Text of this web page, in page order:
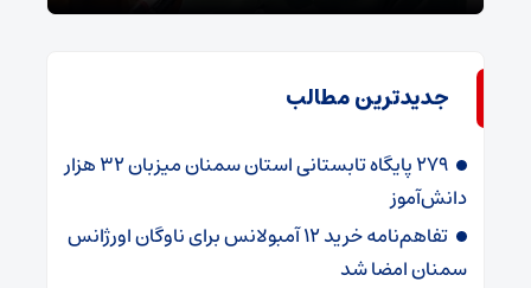
جدیدترین مطالب
۲۷۹ پایگاه تابستانی استان سمنان میزبان ۳۲ هزار
دانش‌آموز
تفاهم‌نامه خرید ۱۲ آمبولانس برای ناوگان اورژانس
سمنان امضا شد